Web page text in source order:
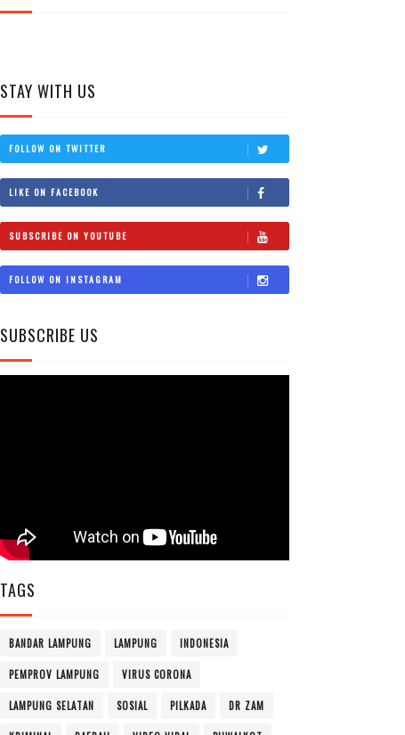
STAY WITH US
FOLLOW ON TWITTER
LIKE ON FACEBOOK
SUBSCRIBE ON YOUTUBE
FOLLOW ON INSTAGRAM
SUBSCRIBE US
TAGS
BANDAR LAMPUNG LAMPUNG INDONESIA
PEMPROV LAMPUNG VIRUS CORONA
LAMPUNG SELATAN SOSIAL PILKADA DR ZAM